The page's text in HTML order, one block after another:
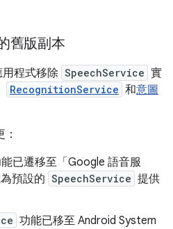
舊版副本
程式移除 SpeechService 實
RecognitionService 和意圖
已遷移至「Google 語音服
為預設的 SpeechService 提供
功能已移至 Android System